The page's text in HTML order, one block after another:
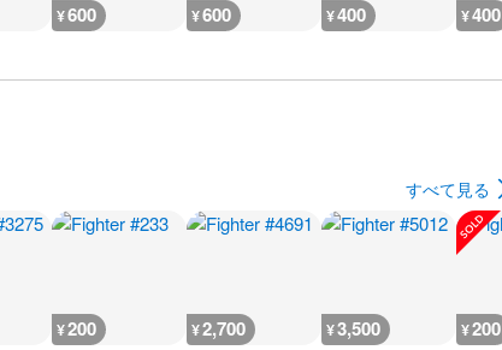
¥600 ¥600 ¥400 ¥400
すべて見る
¥200 ¥2,700 ¥3,500 ¥200